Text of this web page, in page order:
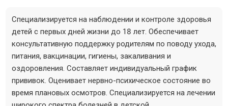
Специализируется на наблюдении и контроле здоровья
детей с первых дней жизни до 18 лет. Обеспечивает
консультативную поддержку родителям по поводу ухода,
питания, вакцинации, гигиены, закаливания и
оздоровления. Составляет индивидуальный график
прививок. Оценивает нервно-психическое состояние во
время плановых осмотров. Специализируется на лечении